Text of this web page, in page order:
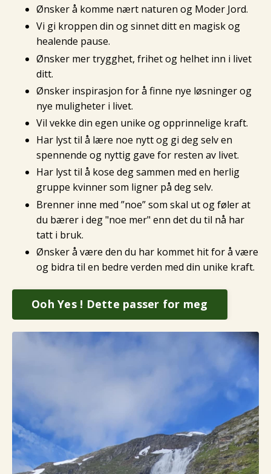
Ønsker å komme nært naturen og Moder Jord.
Vi gi kroppen din og sinnet ditt en magisk og
healende pause.
Ønsker mer trygghet, frihet og helhet inn i livet
ditt.
Ønsker inspirasjon for å finne nye løsninger og
nye muligheter i livet.
Vil vekke din egen unike og opprinnelige kraft.
Har lyst til å lære noe nytt og gi deg selv en
spennende og nyttig gave for resten av livet.
Har lyst til å kose deg sammen med en herlig
gruppe kvinner som ligner på deg selv.
Brenner inne med ”noe” som skal ut og føler at
du bærer i deg "noe mer" enn det du til nå har
tatt i bruk.
Ønsker å være den du har kommet hit for å være
og bidra til en bedre verden med din unike kraft.
Ooh Yes ! Dette passer for meg